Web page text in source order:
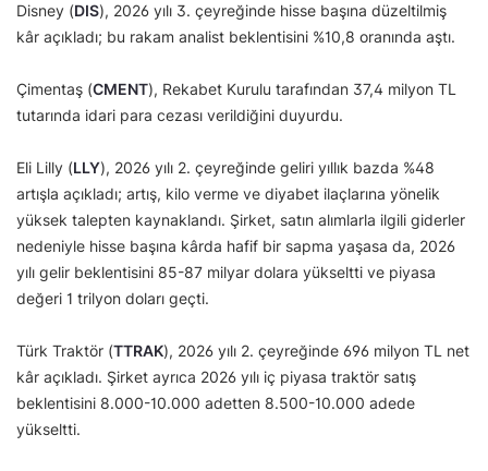
Disney (DIS), 2026 yılı 3. çeyreğinde hisse başına düzeltilmiş
kâr açıkladı; bu rakam analist beklentisini %10,8 oranında aştı.
Çimentaş (CMENT), Rekabet Kurulu tarafından 37,4 milyon TL
tutarında idari para cezası verildiğini duyurdu.
Eli Lilly (LLY), 2026 yılı 2. çeyreğinde geliri yıllık bazda %48
artışla açıkladı; artış, kilo verme ve diyabet ilaçlarına yönelik
yüksek talepten kaynaklandı. Şirket, satın alımlarla ilgili giderler
nedeniyle hisse başına kârda hafif bir sapma yaşasa da, 2026
yılı gelir beklentisini 85-87 milyar dolara yükseltti ve piyasa
değeri 1 trilyon doları geçti.
Türk Traktör (TTRAK), 2026 yılı 2. çeyreğinde 696 milyon TL net
kâr açıkladı. Şirket ayrıca 2026 yılı iç piyasa traktör satış
beklentisini 8.000-10.000 adetten 8.500-10.000 adede
yükseltti.